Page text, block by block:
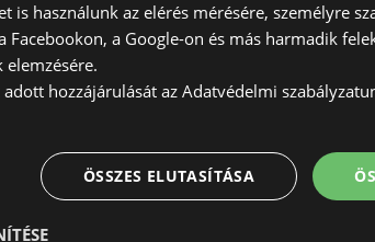
is használunk az elérés mérésére, személyre
Facebookon, a Google-on és más harmadik
elemzésére.
hozzájárulását az Adatvédelmi
ÖSSZES ELUTASÍTÁSA